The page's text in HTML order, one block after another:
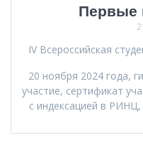
Первые
IV Всероссийская
20 ноября 2024 года,
участие, сертификат
с индексацией в